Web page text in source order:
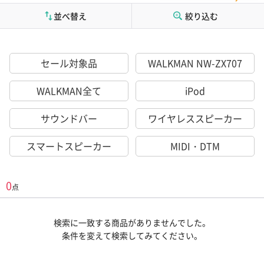
絞り込む
並べ替え
セール対象品
WALKMAN NW-ZX707
WALKMAN全て
iPod
サウンドバー
ワイヤレススピーカー
スマートスピーカー
MIDI・DTM
0点
検索に一致する商品がありませんでした。
条件を変えて検索してみてください。